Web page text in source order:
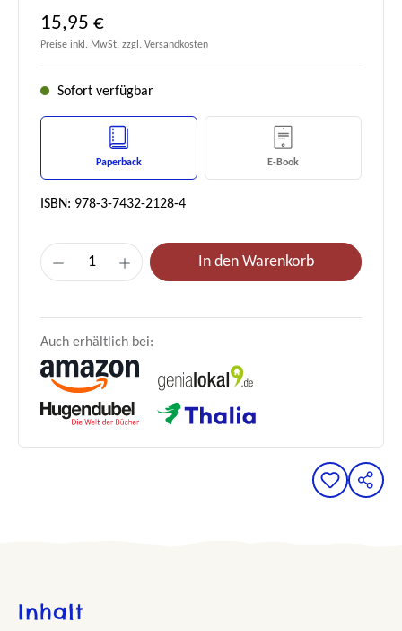
Regulärer Preis:
15,95 €
Preise inkl. MwSt. zzgl. Versandkosten
Sofort verfügbar
Paperback E-Book
ISBN: 978-3-7432-2128-4
Produkt Anzahl: Gib den gewünschten
In den Warenkorb
Auch erhältlich bei:
Inhalt